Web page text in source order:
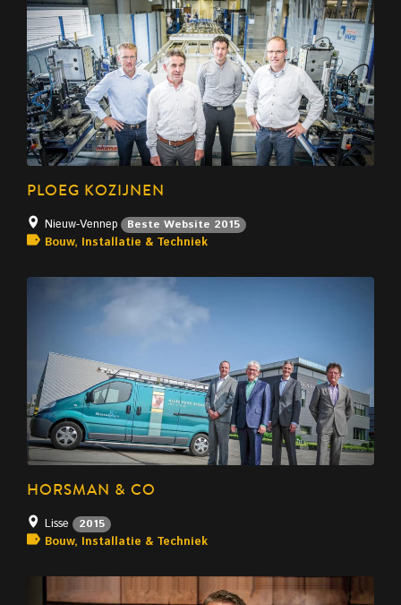
PLOEG KOZIJNEN
Nieuw-Vennep Beste Website 2015
Bouw, Installatie & Techniek
HORSMAN & CO
Lisse 2015
Bouw, Installatie & Techniek